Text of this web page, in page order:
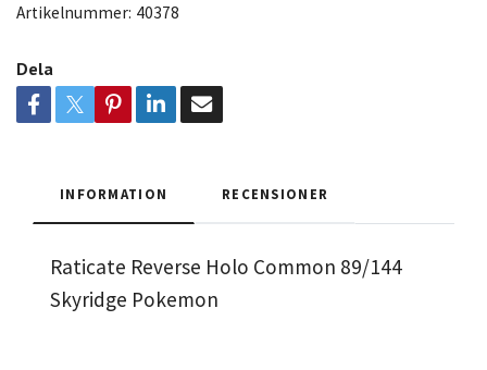
Artikelnummer: 40378
Dela
INFORMATION RECENSIONER
Raticate Reverse Holo Common 89/144
Skyridge Pokemon